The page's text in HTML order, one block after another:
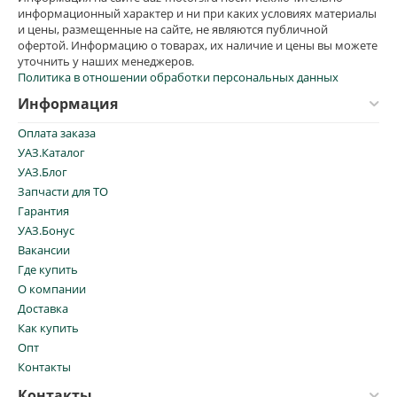
информационный характер и ни при каких условиях материалы
и цены, размещенные на сайте, не являются публичной
офертой. Информацию о товарах, их наличие и цены вы можете
уточнить у наших менеджеров.
Политика в отношении обработки персональных данных
Информация
Оплата заказа
УАЗ.Каталог
УАЗ.Блог
Запчасти для ТО
Гарантия
УАЗ.Бонус
Вакансии
Где купить
О компании
Доставка
Как купить
Опт
Контакты